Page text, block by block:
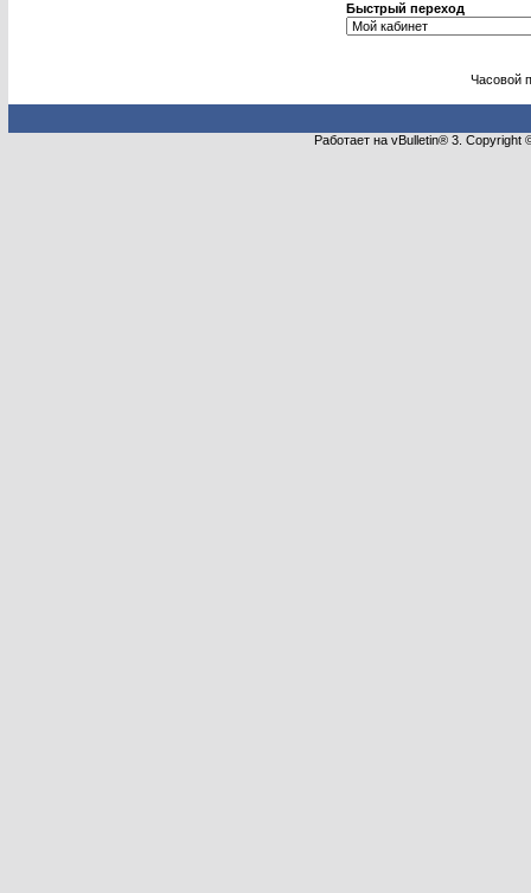
Быстрый переход
Часовой
Работает на vBulletin® 3.